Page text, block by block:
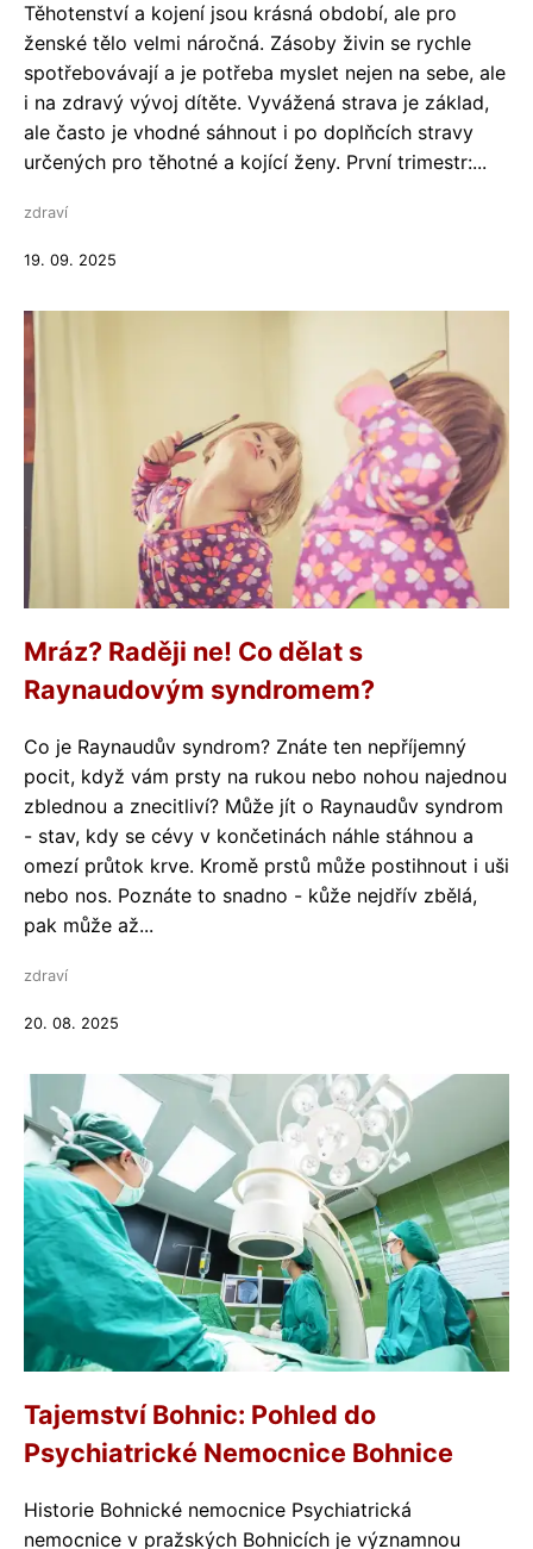
Těhotenství a kojení jsou krásná období, ale pro
ženské tělo velmi náročná. Zásoby živin se rychle
spotřebovávají a je potřeba myslet nejen na sebe, ale
i na zdravý vývoj dítěte. Vyvážená strava je základ,
ale často je vhodné sáhnout i po doplňcích stravy
určených pro těhotné a kojící ženy. První trimestr:...
zdraví
19. 09. 2025
Mráz? Raději ne! Co dělat s
Raynaudovým syndromem?
Co je Raynaudův syndrom? Znáte ten nepříjemný
pocit, když vám prsty na rukou nebo nohou najednou
zblednou a znecitliví? Může jít o Raynaudův syndrom
- stav, kdy se cévy v končetinách náhle stáhnou a
omezí průtok krve. Kromě prstů může postihnout i uši
nebo nos. Poznáte to snadno - kůže nejdřív zbělá,
pak může až...
zdraví
20. 08. 2025
Tajemství Bohnic: Pohled do
Psychiatrické Nemocnice Bohnice
Historie Bohnické nemocnice Psychiatrická
nemocnice v pražských Bohnicích je významnou